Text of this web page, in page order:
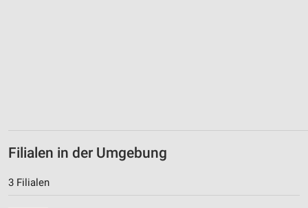
Filialen in der Umgebung
3 Filialen
Funktional